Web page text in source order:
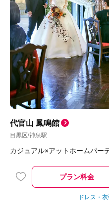
代官山 鳳鳴館
目黒区/神泉駅
カジュアル×アットホームパー
プラン料金
ドレス・